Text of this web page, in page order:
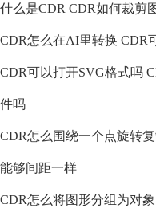
什么是CDR CDR如何裁剪
CDR怎么在AI里转换 CDR
CDR可以打开SVG格式吗
件吗
CDR怎么围绕一个点旋转
能够间距一样
CDR怎么将图形分组为对